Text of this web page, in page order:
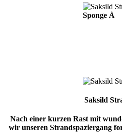
Sponge Å
Saksild
Nach einer kurzen Rast mit
wir unseren Strandspaziergang